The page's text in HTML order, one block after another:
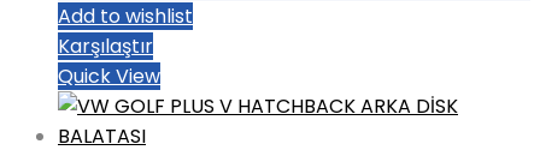
Add to wishlist
Karşılaştır
Quick View